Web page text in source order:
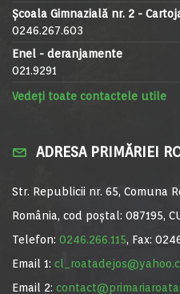
Școala Gimnazială nr. 2 -
0246.267.603
Enel - deranjamente
021.9291
Vedeți toate contactele utile
ADRESA PRIMĂRIEI
Str. Republicii nr. 65, Comuna
România, cod poștal: 087195,
Telefon: 0246.266.115, Fax:
Email 1:
Email 2: